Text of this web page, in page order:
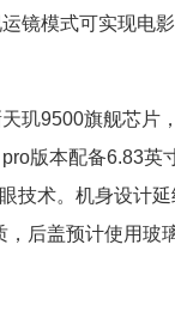
镜模式可实现电
玑9500旗舰芯片
版本配备6.83
技术。机身设计
后盖预计使用玻